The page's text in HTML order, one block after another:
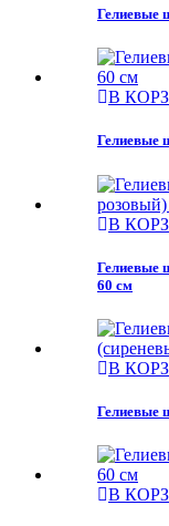
Гелиевые
В
Гелиевые
В
Гелиевые
60 см
В
Гелиевые
В